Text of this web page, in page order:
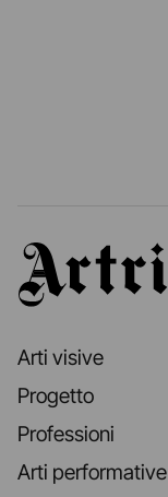
Artribune
Arti visive
Progetto
Professioni
Arti performative